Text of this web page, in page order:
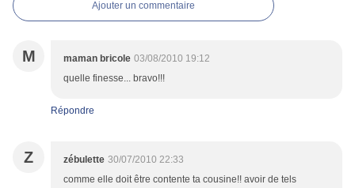
Ajouter un commentaire
M maman bricole 03/08/2010 19:12
quelle finesse... bravo!!!
Répondre
Z zébulette 30/07/2010 22:33
comme elle doit être contente ta cousine!! avoir de tels